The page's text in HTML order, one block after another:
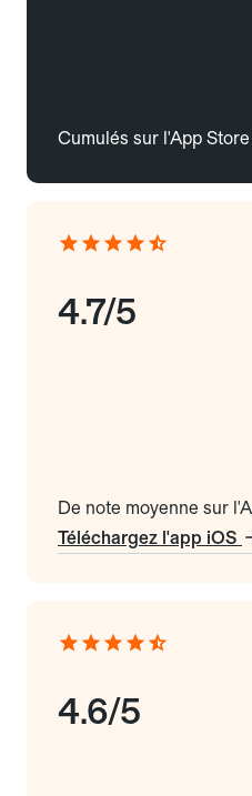
Cumulés sur l'App
4.7/5
De note moyenne sur
Téléchargez l'app iOS
4.6/5